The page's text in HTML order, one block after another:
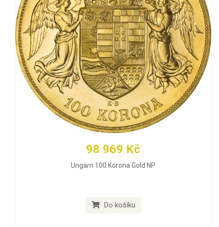
98 969 Kč
Ungarn 100 Korona Gold NP
Do košíku